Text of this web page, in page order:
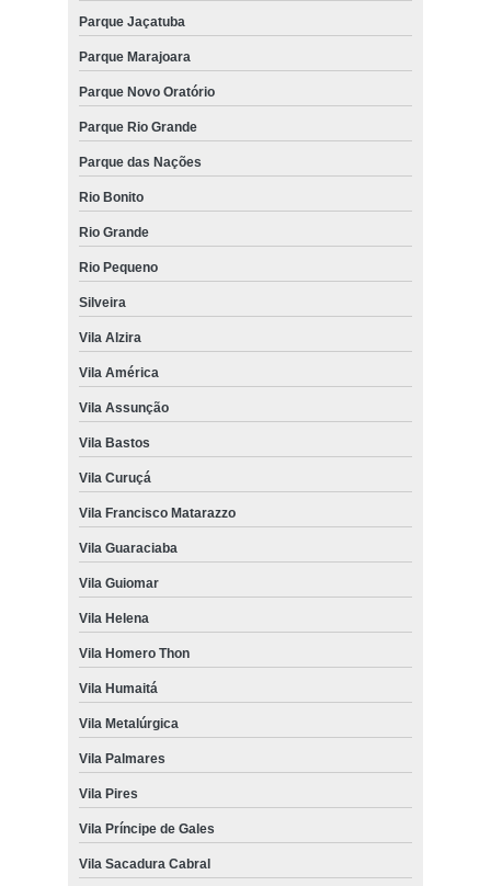
Parque Jaçatuba
Parque Marajoara
Parque Novo Oratório
Parque Rio Grande
Parque das Nações
Rio Bonito
Rio Grande
Rio Pequeno
Silveira
Vila Alzira
Vila América
Vila Assunção
Vila Bastos
Vila Curuçá
Vila Francisco Matarazzo
Vila Guaraciaba
Vila Guiomar
Vila Helena
Vila Homero Thon
Vila Humaitá
Vila Metalúrgica
Vila Palmares
Vila Pires
Vila Príncipe de Gales
Vila Sacadura Cabral